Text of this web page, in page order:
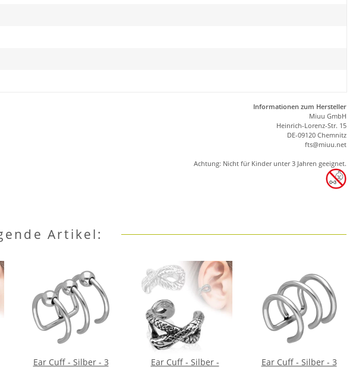
Informationen zum Hersteller
Miuu GmbH
Heinrich-Lorenz-Str. 15
DE-09120 Chemnitz
fts@miuu.net
Achtung: Nicht für Kinder unter 3 Jahren geeignet.
Artikel:
Ear Cuff - Silber - 3
Ear Cuff - Silber -
Ear Cuff - Silber - 3